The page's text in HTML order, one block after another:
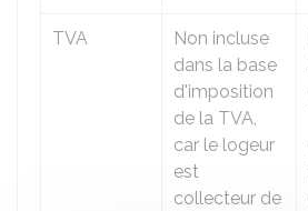
TVA
Non incluse
dans la base
d'imposition
de la TVA,
car le logeur
est
collecteur de